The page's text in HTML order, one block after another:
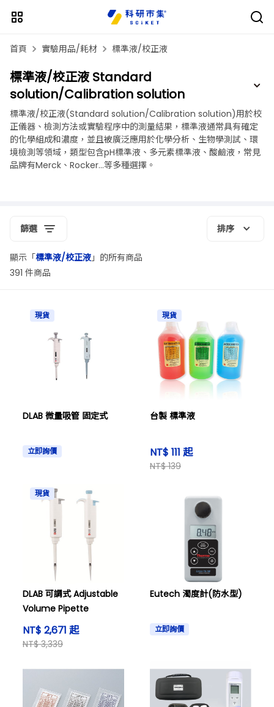
首頁 實驗用品/耗材 標準液/校正液
標準液/校正液 Standard
solution/Calibration solution
標準液/校正液(Standard solution/Calibration solution)用於校
正儀器、檢測方法或實驗程序中的測量結果，標準液通常具有確定
的化學組成和濃度，並且被廣泛應用於化學分析、生物學測試、環
境檢測等領域，類型包含pH標準液、多元素標準液、酸鹼液，常見
品牌有Merck、Rocker...等多種選擇。
篩選 排序
顯示「標準液/校正液」的所有商品
391 件商品
現貨
DLAB 微量吸管 固定式
立即詢價
現貨
台製 標準液
NT$ 111 起
NT$ 139
現貨
DLAB 可調式 Adjustable
Volume Pipette
NT$ 2,671 起
NT$ 3,339
Eutech 濁度計(防水型)
立即詢價